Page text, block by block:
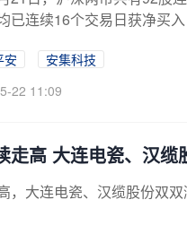
已连续16个交易日获净买
安
安集科技
22 11:09
走高 大连电瓷、汉缆
，大连电瓷、汉缆股份双